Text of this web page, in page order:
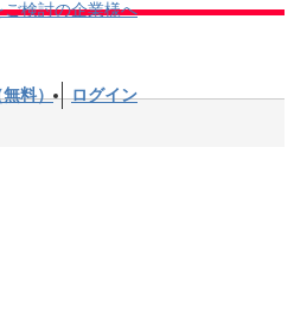
ご検討の企業様へ
料） ログイン